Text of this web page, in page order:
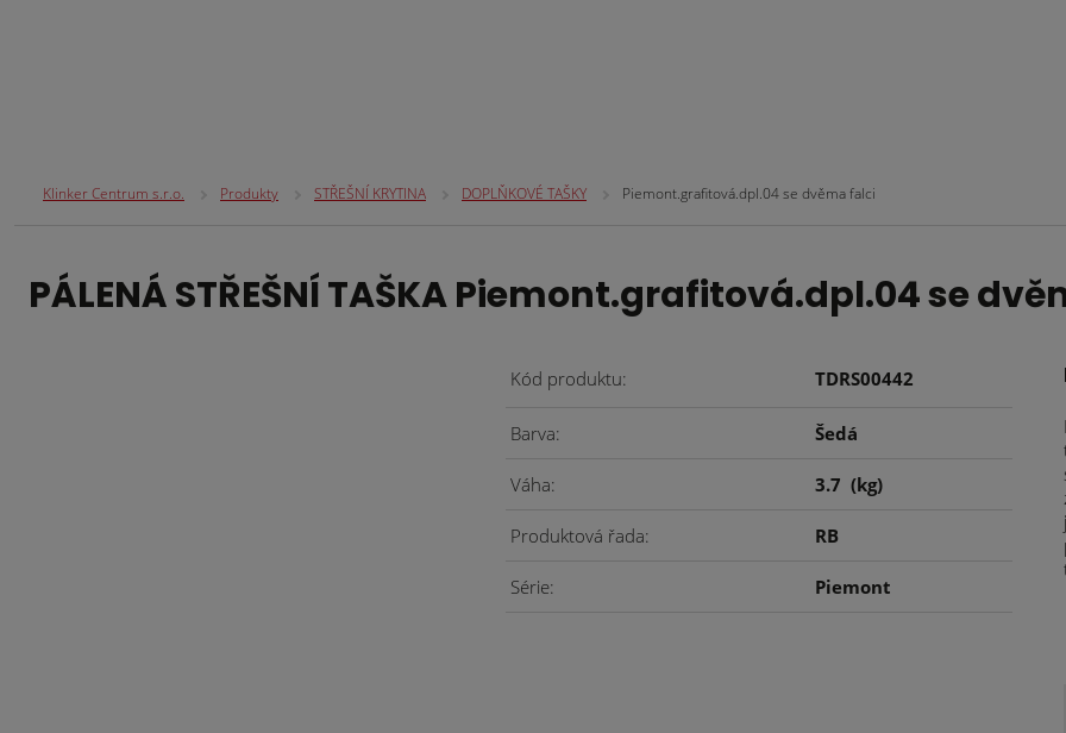
Klinker Centrum s.r.o. Produkty STŘEŠNÍ KRYTINA DOPLŇKOVÉ TAŠKY Piemont.grafitová.dpl.04 se dvěma falci
PÁLENÁ STŘEŠNÍ TAŠKA Piemont.grafitová.dpl.04 se
Kód produktu TDRS00442
Barva Šedá
Váha 3.7(kg)
Produktová řada RB
Série Piemont